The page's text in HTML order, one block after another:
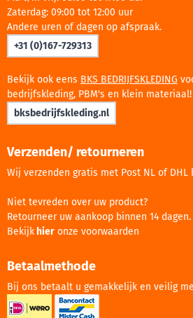
Zaterdag: 09:00 tot 12:00 uur
Andere uren of dagen op afspraak.
+31 (0)167-729313
Bekijk ook eens BKS BEDRIJFSKLEDING
bedrijfskleding, PBM's en klein materiaal!
bksbedrijfskleding.nl
Verzenden/ retourneren
Wij verzenden gratis met Post NL of DHL
Niet tevreden over uw product?
Retourneer uw aankoop binnen 14 dagen.
Bekijk hier onze voorwaarden
Betaalmethode
Bij ons betaalt u gemakkelijk en veilig